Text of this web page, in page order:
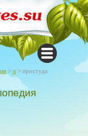
> п > простуда